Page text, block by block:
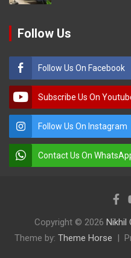
Follow Us
Follow Us On Facebook
Subscribe Us On
Follow Us On Instagram
Contact Us On
Copyright © 2026 Nikhil
Theme by: Theme Horse